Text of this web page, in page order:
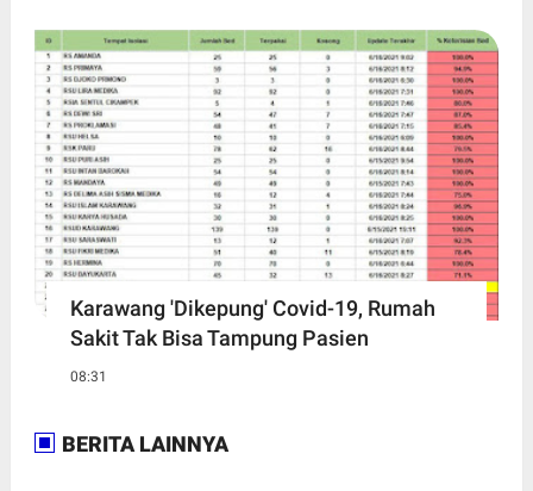
Karawang 'Dikepung' Covid-19, Rumah
Sakit Tak Bisa Tampung Pasien
08:31
BERITA LAINNYA